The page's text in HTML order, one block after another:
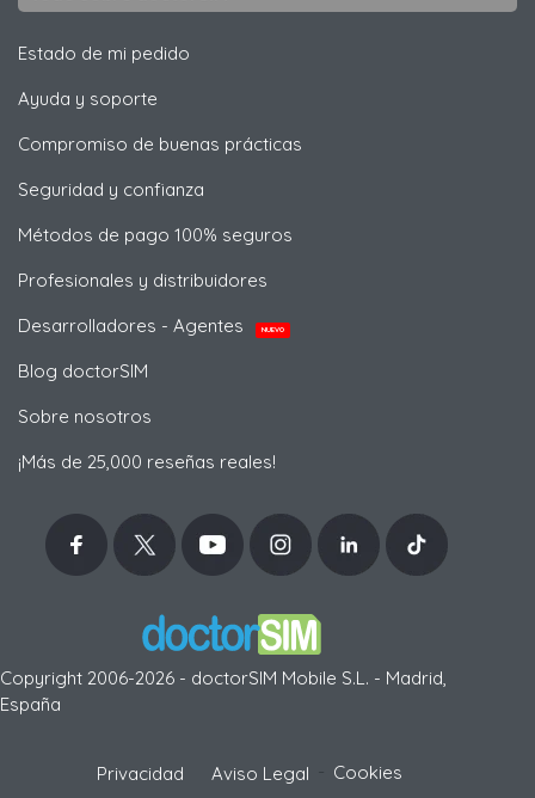
Estado de mi pedido
Ayuda y soporte
Compromiso de buenas prácticas
Seguridad y confianza
Métodos de pago 100% seguros
Profesionales y distribuidores
Desarrolladores - Agentes
NUEVO
Blog doctorSIM
Sobre nosotros
¡Más de 25,000 reseñas reales!
Copyright 2006-2026 - doctorSIM Mobile S.L. - Madrid,
España
Privacidad Aviso Legal Cookies